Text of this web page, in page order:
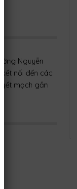
Nguyễn
nối đến các
mạch gần